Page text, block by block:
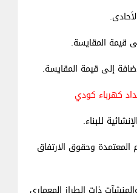
قيمة المقايسة.
إلى قيمة المقايسة.
كهرباء كودي
وحقوق الارتفاق